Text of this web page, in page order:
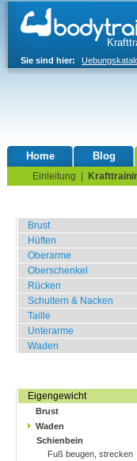
Sie sind hier:
Home Blog
Einleitung
Brust
Hüften
Oberarme
Oberschenkel
Rücken
Schultern & Nacken
Taille
Unterarme
Waden
Eigengewicht
Brust
Waden
Schienbein
Fuß beugen, strecken